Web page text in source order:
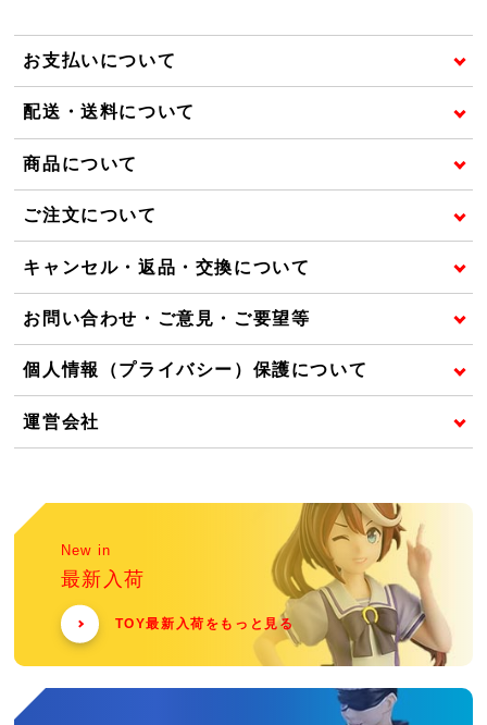
お支払いについて
配送・送料について
商品について
ご注文について
キャンセル・返品・交換について
お問い合わせ・ご意見・ご要望等
個人情報（プライバシー）保護について
運営会社
New in
最新入荷
TOY最新入荷をもっと見る